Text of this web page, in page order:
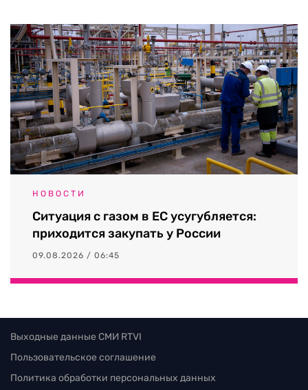
НОВОСТИ
Ситуация с газом в ЕС усугубляется:
приходится закупать у России
09.08.2026 / 06:45
Выходные данные СМИ RTVI
Пользовательское соглашение
Политика обработки персональных данных